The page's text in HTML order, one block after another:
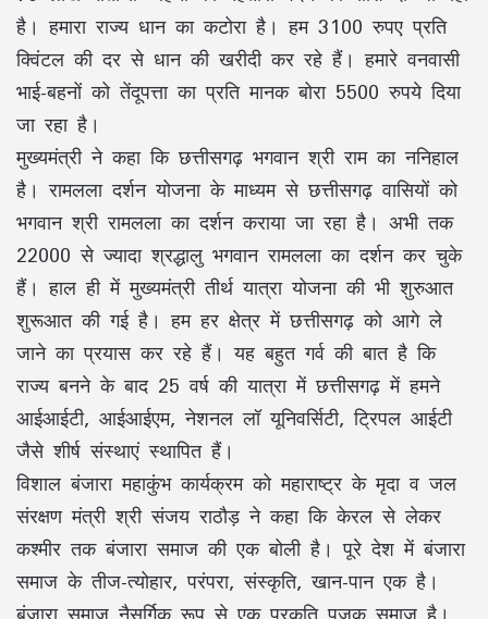
है। हमारा राज्य धान का कटोरा है। हम 3100 रुपए प्रति
क्विंटल की दर से धान की खरीदी कर रहे हैं। हमारे वनवासी
भाई-बहनों को तेंदूपत्ता का प्रति मानक बोरा 5500 रुपये दिया
जा रहा है।
मुख्यमंत्री ने कहा कि छत्तीसगढ़ भगवान श्री राम का ननिहाल
है। रामलला दर्शन योजना के माध्यम से छत्तीसगढ़ वासियों को
भगवान श्री रामलला का दर्शन कराया जा रहा है। अभी तक
22000 से ज्यादा श्रद्धालु भगवान रामलला का दर्शन कर चुके
हैं। हाल ही में मुख्यमंत्री तीर्थ यात्रा योजना की भी शुरुआत
शुरूआत की गई है। हम हर क्षेत्र में छत्तीसगढ़ को आगे ले
जाने का प्रयास कर रहे हैं। यह बहुत गर्व की बात है कि
राज्य बनने के बाद 25 वर्ष की यात्रा में छत्तीसगढ़ में हमने
आईआईटी, आईआईएम, नेशनल लॉ यूनिवर्सिटी, ट्रिपल आईटी
जैसे शीर्ष संस्थाएं स्थापित हैं।
विशाल बंजारा महाकुंभ कार्यक्रम को महाराष्ट्र के मृदा व जल
संरक्षण मंत्री श्री संजय राठौड़ ने कहा कि केरल से लेकर
कश्मीर तक बंजारा समाज की एक बोली है। पूरे देश में बंजारा
समाज के तीज-त्योहार, परंपरा, संस्कृति, खान-पान एक है।